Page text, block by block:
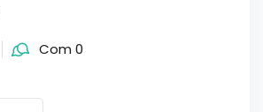
Com 0